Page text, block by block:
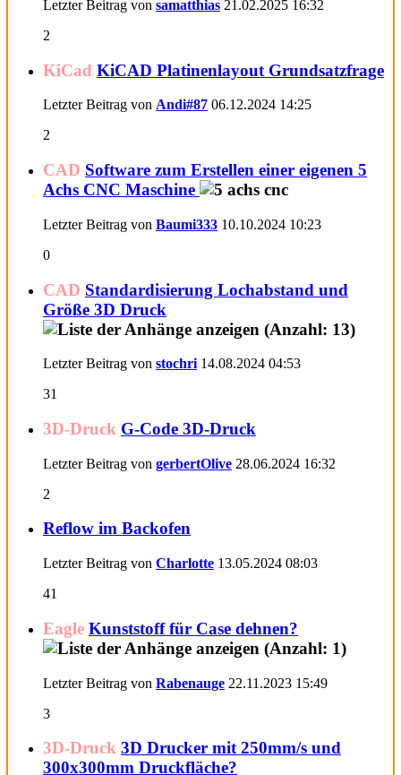
Letzter Beitrag von samatthias 21.02.2025 16:32
2
KiCad KiCAD Platinenlayout Grundsatzfrage
Letzter Beitrag von Andi#87 06.12.2024 14:25
2
CAD Software zum Erstellen einer eigenen 5
Achs CNC Maschine
Letzter Beitrag von Baumi333 10.10.2024 10:23
0
CAD Standardisierung Lochabstand und
Größe 3D Druck
Letzter Beitrag von stochri 14.08.2024 04:53
31
3D-Druck G-Code 3D-Druck
Letzter Beitrag von gerbertOlive 28.06.2024 16:32
2
Reflow im Backofen
Letzter Beitrag von Charlotte 13.05.2024 08:03
41
Eagle Kunststoff für Case dehnen?
Letzter Beitrag von Rabenauge 22.11.2023 15:49
3
3D-Druck 3D Drucker mit 250mm/s und
300x300mm Druckfläche?